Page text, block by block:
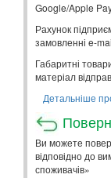
Google/Apple
Рахунок
замовленні e-
Габаритні
матеріал
Детальніше
Ви можете
відповідно до
споживачів»